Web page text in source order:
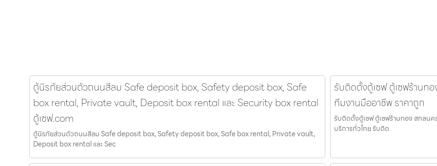
ตู้นิรภัยส่วนตัวถนนสีลม Safe deposit box, Safety deposit box, Safe
box rental, Private vault, Deposit box rental และ Security box rental
ตู้เซฟ.com
ตู้นิรภัยส่วนตัวถนนสีลม Safe deposit box, Safety deposit box, Safe box rental, Private vault,
Deposit box rental และ Sec
รับติดตั้งตู้เซฟ ตู้เซฟร้านท
ทีมงานมืออาชีพ ราคาถูก
รับติดตั้งตู้เซฟ ตู้เซฟร้านทอง สกลน
บริการทั่วไทย รับติด